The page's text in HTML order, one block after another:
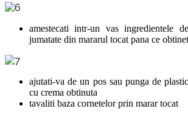
amestecati intr-un vas ingredientele
jumatate din mararul tocat pana ce
ajutati-va de un pos sau punga de
cu crema obtinuta
tavaliti baza cornetelor prin marar tocat